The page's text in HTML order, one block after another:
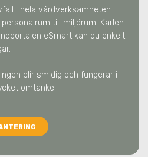
i hela vårdverksamheten i
till miljörum. Kärlen
eSmart kan du enkelt
blir smidig och fungerar i
omtanke.